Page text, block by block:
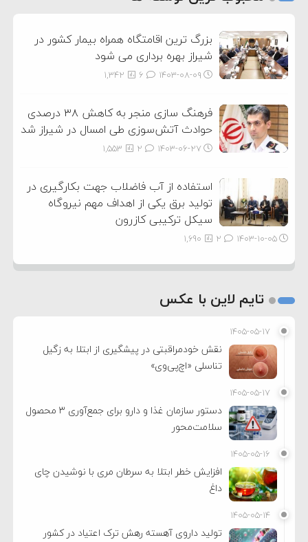
بزرگ ترین اقامتگاه همراه بیمار کشور در
شیراز بهره برداری می شود
۱۴۰۳-۰۸-۰۹ 1,342
فرهنگ سازی منجر به کاهش ۳۸ درصدی
حوادث آتش‌سوزی طی امسال در شیراز شد
۱۴۰۳-۰۶-۲۷ 1,553
استفاده از آب فاضلاب جهت بکارگیری در
تولید برق یکی از اهداف مهم نیروگاه
سیکل ترکیبی کازرون
۱۴۰۳-۱۰-۰۵ 1,690
تایم لاین با عکس
۱۴۰۵-۰۵-۱۷
نقش خودمراقبتی در پیشگیری از ابتلا به زگیل
تناسلی «اچ‌پی‌وی»
۱۴۰۵-۰۵-۱۷
دستور سازمان غذا و دارو برای جمع‌آوری ۳ محصول
سلامت‌محور
۱۴۰۵-۰۵-۱۶
افزایش خطر ابتلا به سرطان مری با نوشیدن چای
داغ
۱۴۰۵-۰۵-۱۴
تولید داروی آهسته رهش ترک اعتیاد در کشور